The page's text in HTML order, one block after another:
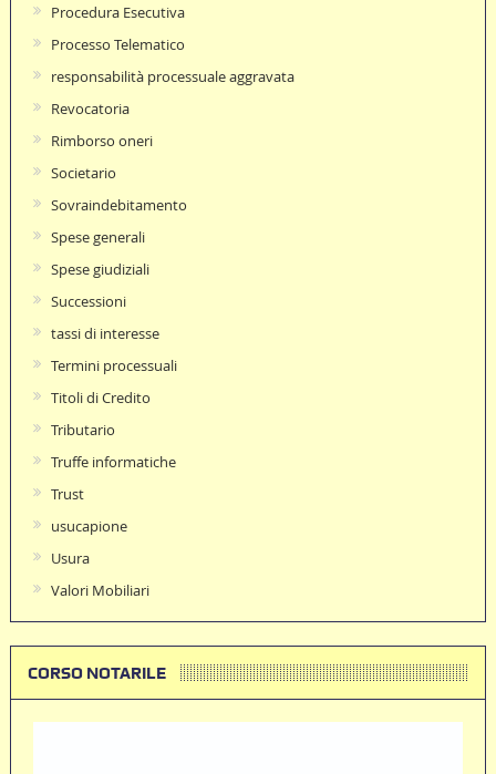
Procedura Esecutiva
Processo Telematico
responsabilità processuale aggravata
Revocatoria
Rimborso oneri
Societario
Sovraindebitamento
Spese generali
Spese giudiziali
Successioni
tassi di interesse
Termini processuali
Titoli di Credito
Tributario
Truffe informatiche
Trust
usucapione
Usura
Valori Mobiliari
CORSO NOTARILE